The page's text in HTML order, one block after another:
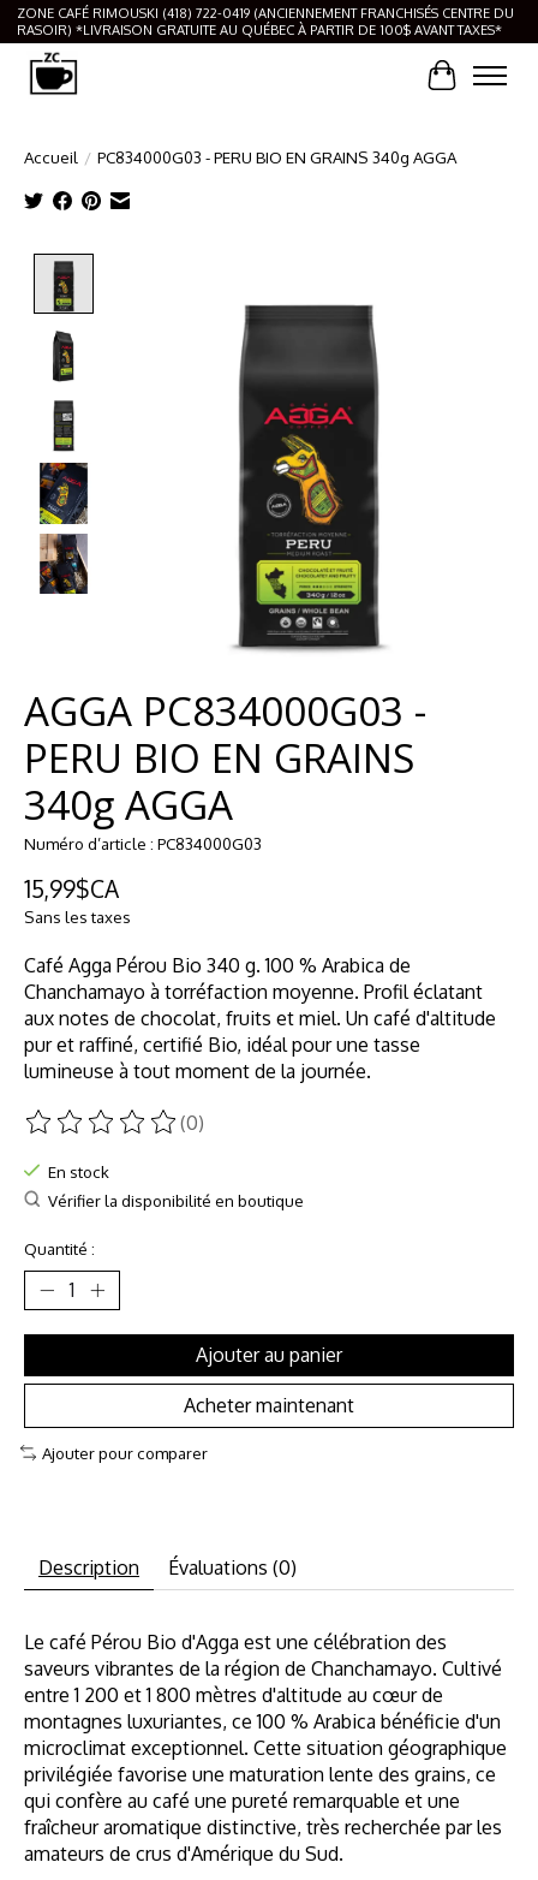
ZONE CAFÉ RIMOUSKI (418) 722-0419 (ANCIENNEMENT FRANCHISÉS CENTRE DU
RASOIR) *LIVRAISON GRATUITE AU QUÉBEC À PARTIR DE 100$ AVANT TAXES*
Panier
Accueil / PC834000G03 - PERU BIO EN GRAINS 340g AGGA
AGGA PC834000G03 -
PERU BIO EN GRAINS
340g AGGA
Numéro d’article : PC834000G03
15,99$CA
Sans les taxes
Café Agga Pérou Bio 340 g. 100 % Arabica de
Chanchamayo à torréfaction moyenne. Profil éclatant
aux notes de chocolat, fruits et miel. Un café d'altitude
pur et raffiné, certifié Bio, idéal pour une tasse
lumineuse à tout moment de la journée.
Ce produit est évalué à
(0)
En stock
Vérifier la disponibilité en boutique
Quantité :
Ajouter au panier
Acheter maintenant
Ajouter pour comparer
Description Évaluations (0)
Le café Pérou Bio d'Agga est une célébration des
saveurs vibrantes de la région de Chanchamayo. Cultivé
entre 1 200 et 1 800 mètres d'altitude au cœur de
montagnes luxuriantes, ce 100 % Arabica bénéficie d'un
microclimat exceptionnel. Cette situation géographique
privilégiée favorise une maturation lente des grains, ce
qui confère au café une pureté remarquable et une
fraîcheur aromatique distinctive, très recherchée par les
amateurs de crus d'Amérique du Sud.